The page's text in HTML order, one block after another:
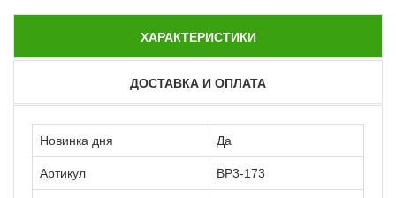
ХАРАКТЕРИСТИКИ
ДОСТАВКА И ОПЛАТА
Новинка дня Да
Артикул ВР3-173